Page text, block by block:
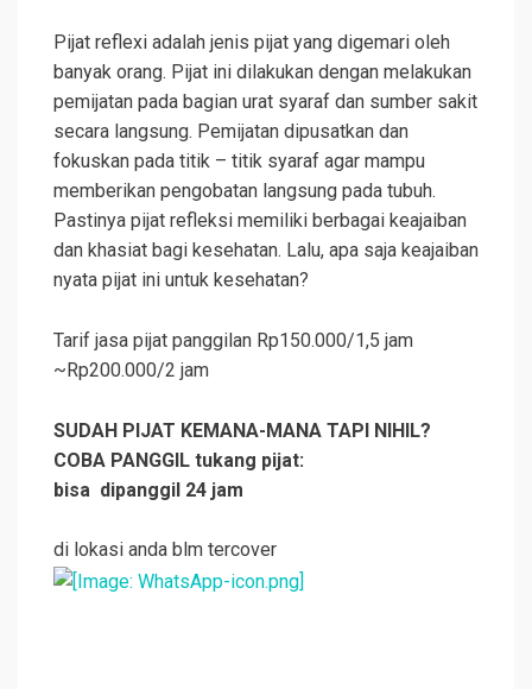
Pijat reflexi adalah jenis pijat yang digemari oleh
banyak orang. Pijat ini dilakukan dengan melakukan
pemijatan pada bagian urat syaraf dan sumber sakit
secara langsung. Pemijatan dipusatkan dan
fokuskan pada titik – titik syaraf agar mampu
memberikan pengobatan langsung pada tubuh.
Pastinya pijat refleksi memiliki berbagai keajaiban
dan khasiat bagi kesehatan. Lalu, apa saja keajaiban
nyata pijat ini untuk kesehatan?
Tarif jasa pijat panggilan Rp150.000/1,5 jam
~Rp200.000/2 jam
SUDAH PIJAT KEMANA-MANA TAPI NIHIL?
COBA PANGGIL tukang pijat:
bisa dipanggil 24 jam
di lokasi anda blm tercover